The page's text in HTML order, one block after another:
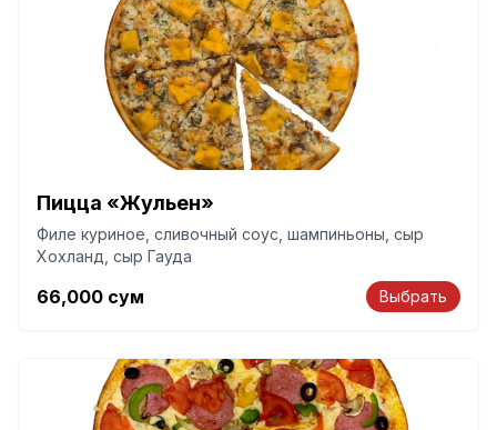
Пицца «Жульен»
Филе куриное, сливочный соус, шампиньоны, сыр
Хохланд, сыр Гауда
66,000 сум Выбрать